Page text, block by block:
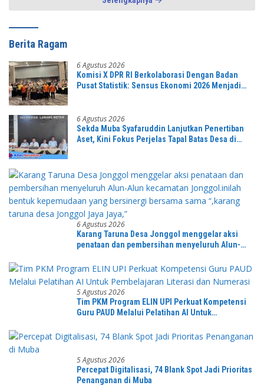
Berita Ragam
6 Agustus 2026
Komisi X DPR RI Berkolaborasi Dengan Badan
Pusat Statistik: Sensus Ekonomi 2026 Menjadi
6 Agustus 2026
Sekda Muba Syafaruddin Lanjutkan Penertiban
Aset, Kini Fokus Perjelas Tapal Batas Desa di
6 Agustus 2026
Karang Taruna Desa Jonggol menggelar aksi
penataan dan pembersihan menyeluruh Alun-
kepemudaan yang bersinergi bersama sama
“,karang taruna desa Jonggol Jaya Jaya,”
5 Agustus 2026
Tim PKM Program ELIN UPI Perkuat Kompetensi
Guru PAUD Melalui Pelatihan AI Untuk
5 Agustus 2026
Percepat Digitalisasi, 74 Blank Spot Jadi Prioritas
Penanganan di Muba